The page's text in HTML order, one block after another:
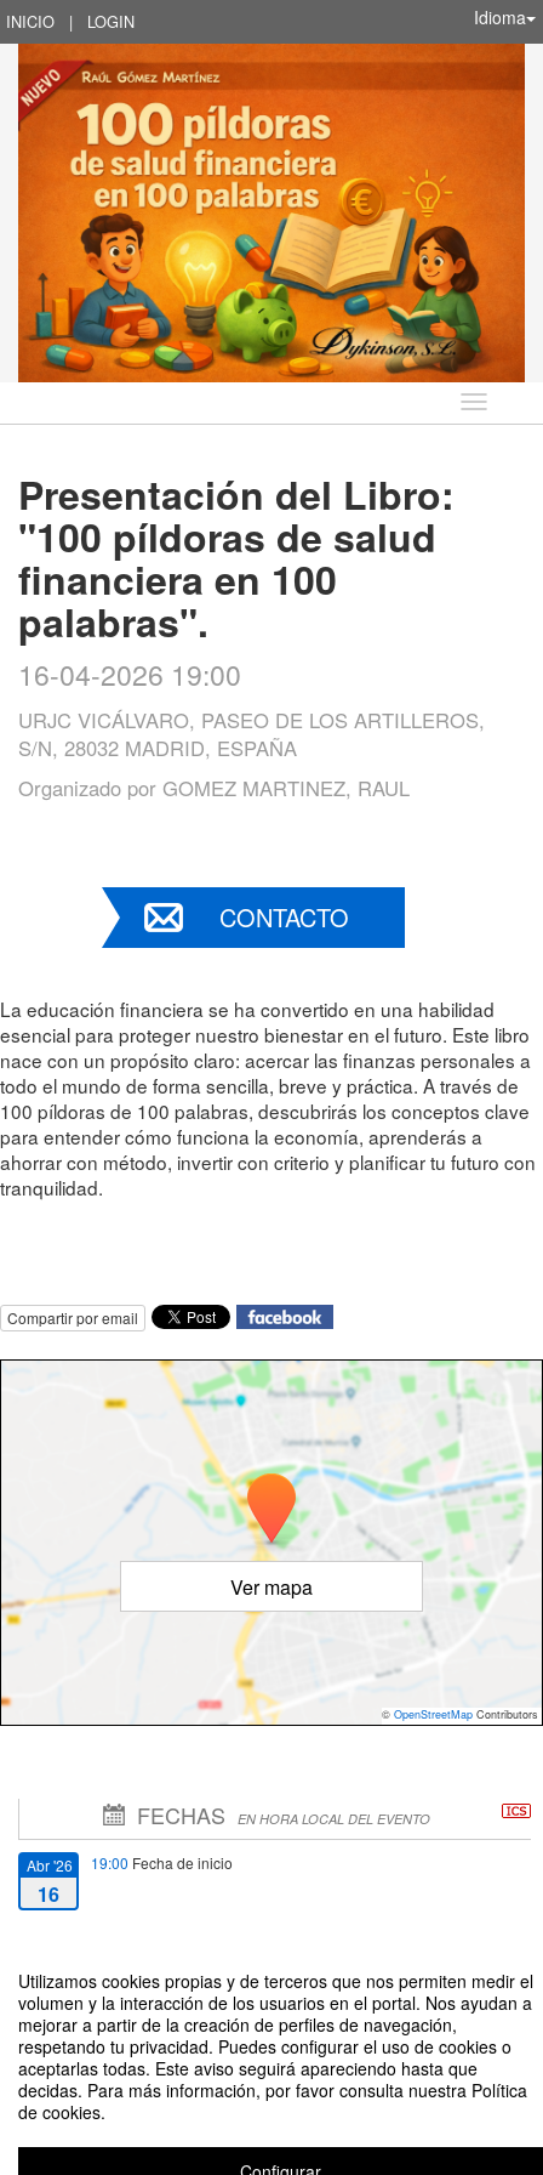
Utilizamos cookies propias y de terceros que nos permiten medir el
volumen y la interacción de los usuarios en el portal. Nos ayudan a
mejorar a partir de la creación de perfiles de navegación,
respetando tu privacidad. Puedes configurar el uso de cookies o
aceptarlas todas. Este aviso seguirá apareciendo hasta que
decidas. Para más información, por favor consulta nuestra Política
de cookies.
INICIO | LOGIN Idioma
Idioma
Presentación del Libro:
"100 píldoras de salud
financiera en 100
palabras".
16-04-2026 19:00
URJC VICÁLVARO, PASEO DE LOS ARTILLEROS,
S/N, 28032 MADRID, ESPAÑA
Organizado por GOMEZ MARTINEZ, RAUL
CONTACTO
La educación financiera se ha convertido en una habilidad
esencial para proteger nuestro bienestar en el futuro. Este libro
nace con un propósito claro: acercar las finanzas personales a
todo el mundo de forma sencilla, breve y práctica. A través de
100 píldoras de 100 palabras, descubrirás los conceptos clave
para entender cómo funciona la economía, aprenderás a
ahorrar con método, invertir con criterio y planificar tu futuro con
tranquilidad.
Compartir por email
Ver mapa
© OpenStreetMap Contributors
FECHAS EN HORA LOCAL DEL EVENTO
Abr '26
16
19:00 Fecha de inicio
16
Presentación del Libro: "100 píldoras de salud financiera en 100 palabras".
Organizado por GOMEZ MARTINEZ, RAUL